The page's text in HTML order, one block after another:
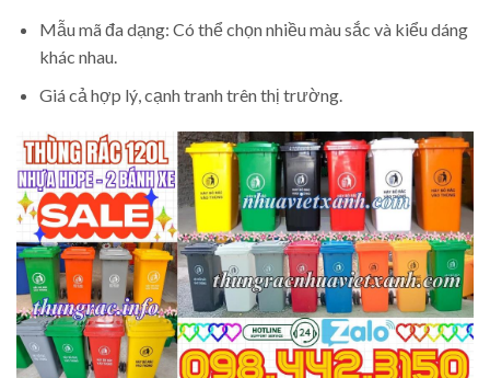
Mẫu mã đa dạng: Có thể chọn nhiều màu sắc và kiểu dáng
khác nhau.
Giá cả hợp lý, cạnh tranh trên thị trường.